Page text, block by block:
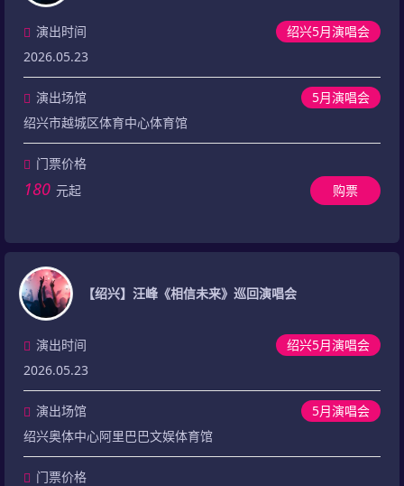
绍兴5月演唱会
演出时间
2026.05.23
5月演唱会
演出场馆
绍兴市越城区体育中心体育馆
门票价格
180 元起 购票
【绍兴】汪峰《相信未来》巡回演唱会
绍兴5月演唱会
演出时间
2026.05.23
5月演唱会
演出场馆
绍兴奥体中心阿里巴巴文娱体育馆
门票价格